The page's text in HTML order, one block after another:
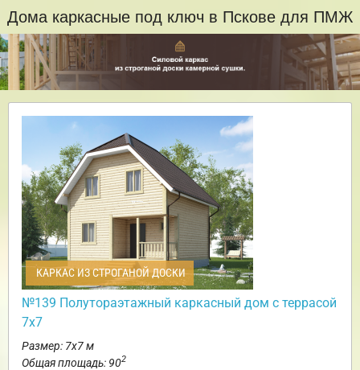
Дома каркасные под ключ в Пскове для ПМЖ
КАРКАС ИЗ СТРОГАНОЙ ДОСКИ
№139 Полутораэтажный каркасный дом с террасой
7х7
Размер: 7х7 м
Общая площадь: 902